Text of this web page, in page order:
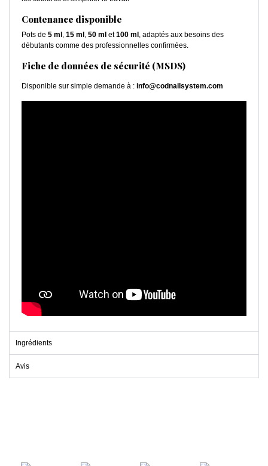
Contenance disponible
Pots de 5 ml , 15 ml , 50 ml et100 ml , adaptés aux besoins des
débutants comme des professionnelles confirmées.
Fiche de données de sécurité (MSDS)
Disponible sur simple demande à : info@codnailsystem.com
Ingrédients
Avis